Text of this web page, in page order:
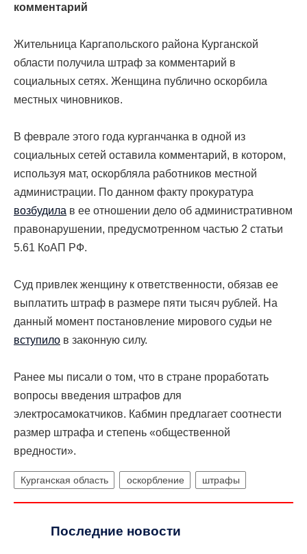
комментарий
Жительница Каргапольского района Курганской
области получила штраф за комментарий в
социальных сетях. Женщина публично оскорбила
местных чиновников.
В феврале этого года курганчанка в одной из
социальных сетей оставила комментарий, в котором,
используя мат, оскорбляла работников местной
администрации. По данном факту прокуратура
возбудила в ее отношении дело об административном
правонарушении, предусмотренном частью 2 статьи
5.61 КоАП РФ.
Суд привлек женщину к ответственности, обязав ее
выплатить штраф в размере пяти тысяч рублей. На
данный момент постановление мирового судьи не
вступило в законную силу.
Ранее мы писали о том, что в стране проработать
вопросы введения штрафов для
электросамокатчиков. Кабмин предлагает соотнести
размер штрафа и степень «общественной
вредности».
Курганская область оскорбление штрафы
Последние новости